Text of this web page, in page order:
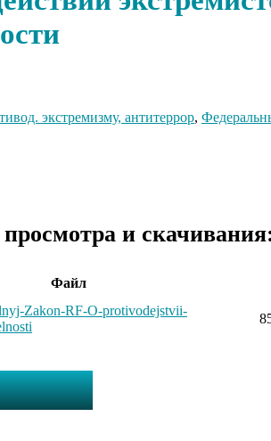
экстремизму, антитеррор,
и
Файл
Zakon-RF-O-protivodejstvii-